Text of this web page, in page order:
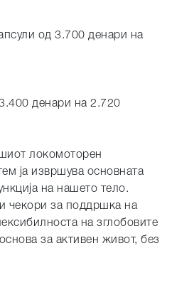
од 3.700 денари на
денари на 2.720
локомоторен
ја извршува основната
на нашето тело.
чекори за поддршка на
на зглобовите
за активен живот, без